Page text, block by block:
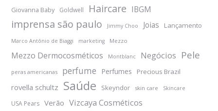
Giovanna Baby Goldwell Haircare IBGM
imprensa são paulo Jimmy Choo Joias Lançamento
Marco Antônio de Biaggi marketing Mezzo
Mezzo Dermocosméticos Montblanc Negócios Pele
peras americanas perfume Perfumes Precious Brazil
rovella schultz Saúde Skeyndor skin care Skincare
USA Pears Verão Vizcaya Cosméticos